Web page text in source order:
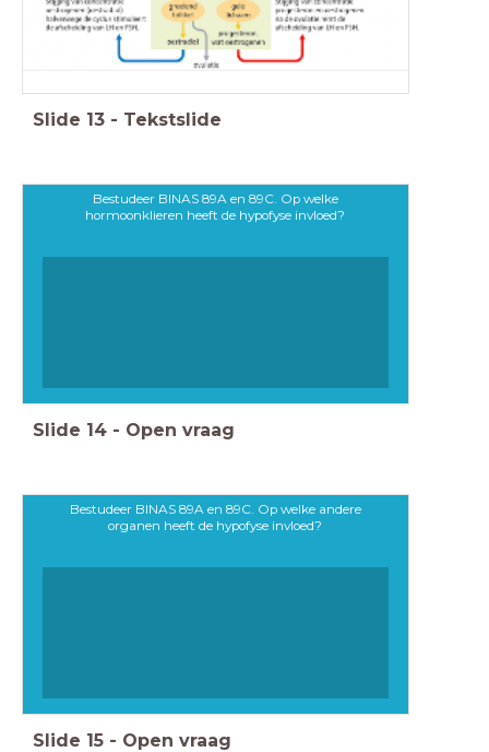
Slide 13 - Tekstslide
Bestudeer BINAS 89A en 89C. Op welke
hormoonklieren heeft de hypofyse invloed?
Slide 14 - Open vraag
Bestudeer BINAS 89A en 89C. Op welke andere
organen heeft de hypofyse invloed?
Slide 15 - Open vraag